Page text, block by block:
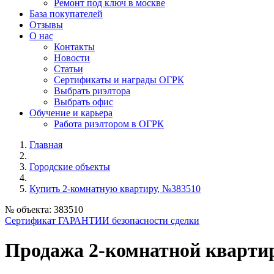
Ремонт под ключ в москве
База покупателей
Отзывы
О нас
Контакты
Новости
Статьи
Сертификаты и награды ОГРК
Выбрать риэлтора
Выбрать офис
Обучение и карьера
Работа риэлтором в ОГРК
Главная
Городские объекты
Купить 2-комнатную квартиру, №383510
№ объекта: 383510
Сертификат ГАРАНТИИ безопасности сделки
Продажа 2-комнатной